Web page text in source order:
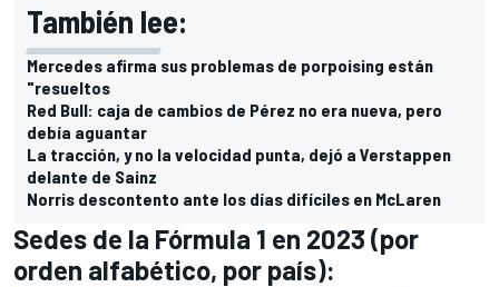
También lee:
Mercedes afirma sus problemas de porpoising están
"resueltos
Red Bull: caja de cambios de Pérez no era nueva, pero
debía aguantar
La tracción, y no la velocidad punta, dejó a Verstappen
delante de Sainz
Norris descontento ante los días difíciles en McLaren
Sedes de la Fórmula 1 en 2023 (por
orden alfabético, por país):